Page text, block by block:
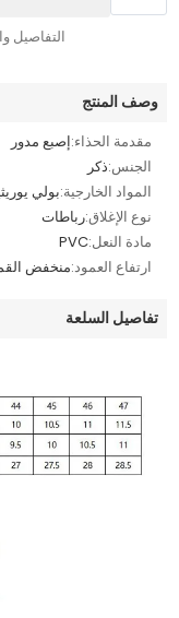
التفاصيل
وصف المنتج
مقدمة الحذاء:إصبع مدور
الجنس:ذكر
المواد الخارجية:بولي
نوع الإغلاق:رباطات
مادة النعل:PVC
ارتفاع العمود:منخفض
تفاصيل السلعة